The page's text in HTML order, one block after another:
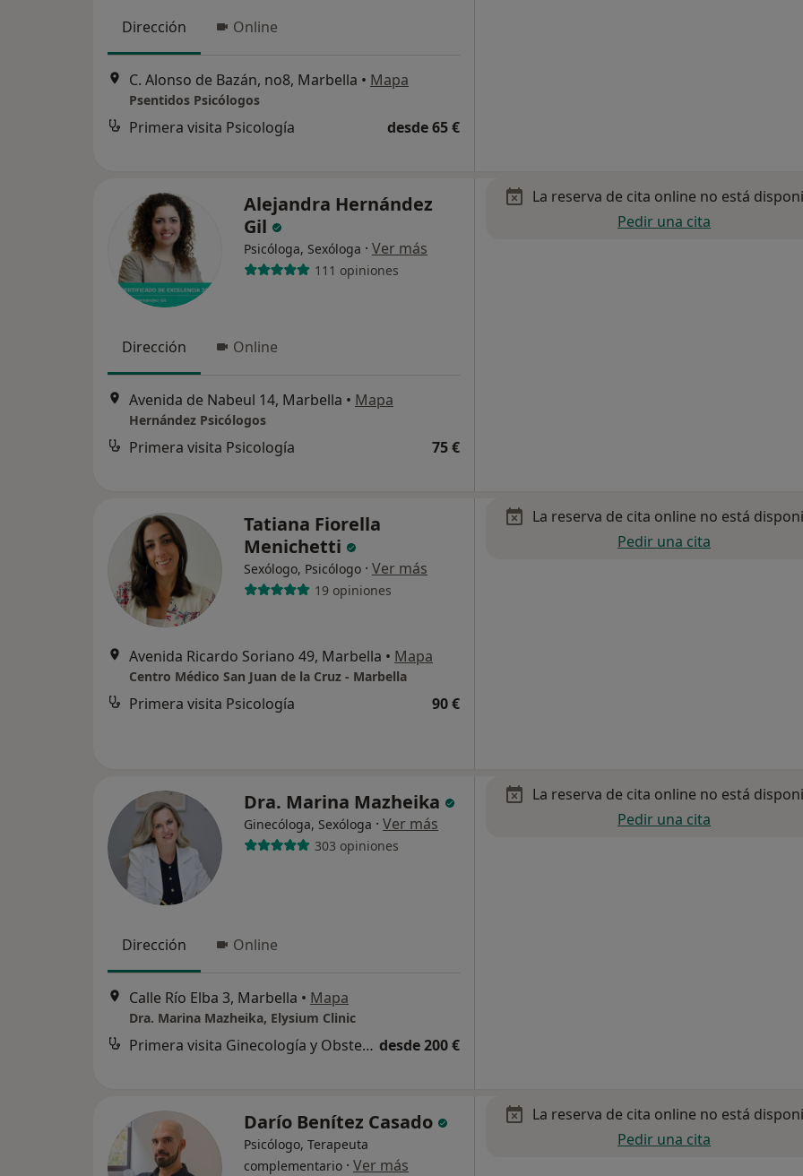
Dirección Online
C. Alonso de Bazán, no8, Marbella • Mapa
Psentidos Psicólogos
Primera visita Psicología desde 65 €
Alejandra Hernández
Gil
Psicóloga, Sexóloga · Ver más
111 opiniones
Dirección Online
Avenida de Nabeul 14, Marbella • Mapa
Hernández Psicólogos
Primera visita Psicología 75 €
La reserva de cita online no está
Pedir una cita
Tatiana Fiorella
Menichetti
Sexólogo, Psicólogo · Ver más
19 opiniones
Avenida Ricardo Soriano 49, Marbella • Mapa
Centro Médico San Juan de la Cruz - Marbella
Primera visita Psicología 90 €
La reserva de cita online no está
Pedir una cita
Dra. Marina Mazheika
Ginecóloga, Sexóloga · Ver más
303 opiniones
Dirección Online
Calle Río Elba 3, Marbella • Mapa
Dra. Marina Mazheika, Elysium Clinic
Primera visita Ginecología y Obstetricia desde 200 €
La reserva de cita online no está
Pedir una cita
Darío Benítez Casado
Psicólogo, Terapeuta
complementario · Ver más
La reserva de cita online no está
Pedir una cita